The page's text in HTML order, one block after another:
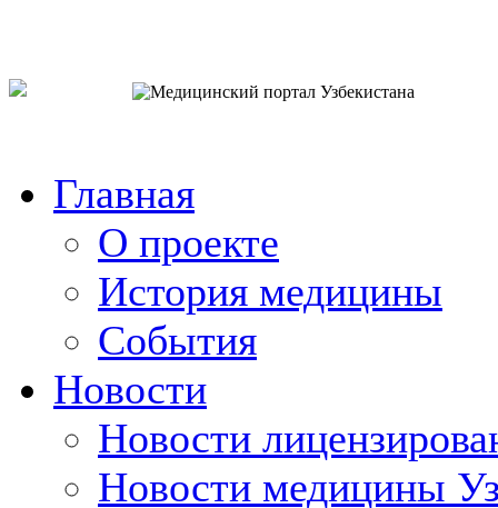
Главная
О проекте
История медицины
События
Новости
Новости
Новости медицины